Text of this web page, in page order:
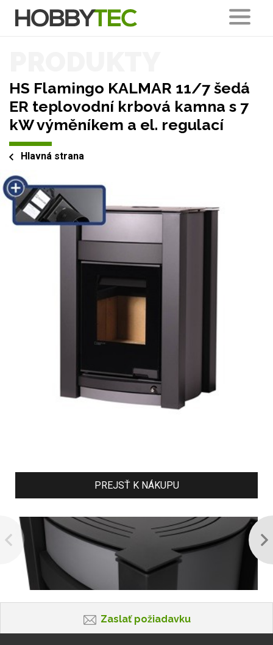
HS Flamingo KALMAR 11/7 šedá
ER teplovodní krbová kamna s 7
kW výměníkem a el. regulací
Hlavná strana
PREJSŤ K NÁKUPU
Zaslať požiadavku